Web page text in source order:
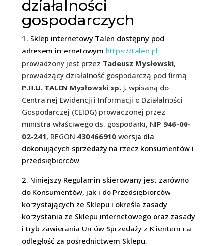
działalności
gospodarczych
1. Sklep internetowy Talen dostępny pod
adresem internetowym https://talen.pl
prowadzony jest przez Tadeusz Mysłowski,
prowadzący działalność gospodarczą pod firmą
P.H.U. TALEN Mysłowski sp. j.wpisaną do
Centralnej Ewidencji i Informacji o Działalności
Gospodarczej (CEIDG) prowadzonej przez
ministra właściwego ds. gospodarki, NIP 946-00-
02-241, REGON 430466910wersja dla
dokonujących sprzedaży na rzecz konsumentów i
przedsiębiorców
2. Niniejszy Regulamin skierowany jest zarówno
do Konsumentów, jak i do Przedsiębiorców
korzystających ze Sklepu i określa zasady
korzystania ze Sklepu internetowego oraz zasady
i tryb zawierania Umów Sprzedaży z Klientem na
odległość za pośrednictwem Sklepu.